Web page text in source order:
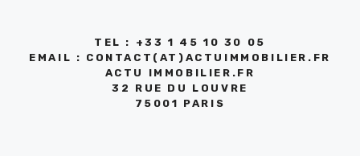
TEL : +33 1 45 10 30 05
EMAIL : CONTACT(AT)ACTUIMMOBILIER.FR
ACTU IMMOBILIER.FR
32 RUE DU LOUVRE
75001 PARIS